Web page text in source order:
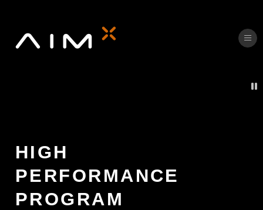
HIGH
PERFORMANCE
PROGRAM